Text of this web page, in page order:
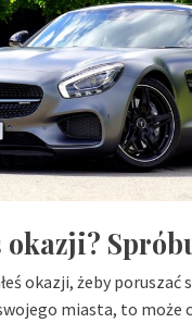
okazji?
okazji, żeby poruszać
miasta, to może